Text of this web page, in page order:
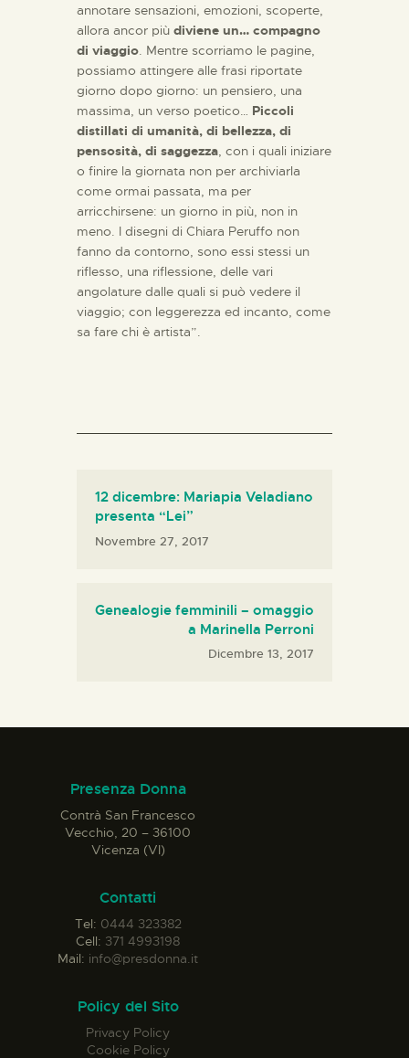
annotare sensazioni, emozioni, scoperte,
allora ancor più diviene un… compagno
di viaggio. Mentre scorriamo le pagine,
possiamo attingere alle frasi riportate
giorno dopo giorno: un pensiero, una
massima, un verso poetico… Piccoli
distillati di umanità, di bellezza, di
pensosità, di saggezza, con i quali iniziare
o finire la giornata non per archiviarla
come ormai passata, ma per
arricchirsene: un giorno in più, non in
meno. I disegni di Chiara Peruffo non
fanno da contorno, sono essi stessi un
riflesso, una riflessione, delle vari
angolature dalle quali si può vedere il
viaggio; con leggerezza ed incanto, come
sa fare chi è artista”.
12 dicembre: Mariapia Veladiano
presenta “Lei”
Novembre 27, 2017
Genealogie femminili – omaggio
a Marinella Perroni
Dicembre 13, 2017
Presenza Donna
Contrà San Francesco
Vecchio, 20 – 36100
Vicenza (VI)
Contatti
Tel: 0444 323382
Cell: 371 4993198
Mail: info@presdonna.it
Policy del Sito
Privacy Policy
Cookie Policy